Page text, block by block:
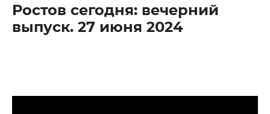
Ростов сегодня: вечерний
выпуск. 27 июня 2024